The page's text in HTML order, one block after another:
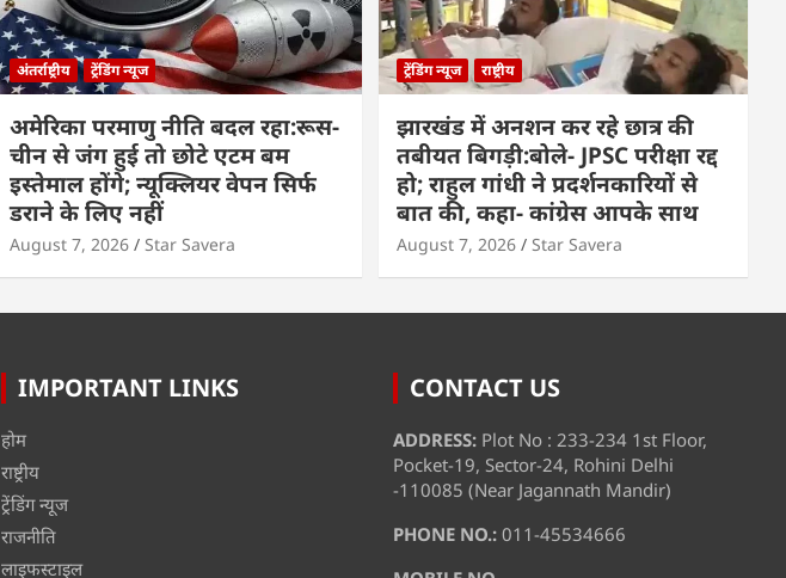
अंतर्राष्ट्रीय ट्रेंडिंग न्यूज
अमेरिका परमाणु नीति बदल रहा:रूस-
चीन से जंग हुई तो छोटे एटम बम
इस्तेमाल होंगे; न्यूक्लियर वेपन सिर्फ
डराने के लिए नहीं
August 7, 2026 Star Savera
ट्रेंडिंग न्यूज राष्ट्रीय
झारखंड में अनशन कर रहे छात्र की
तबीयत बिगड़ी:बोले- JPSC परीक्षा रद्द
हो; राहुल गांधी ने प्रदर्शनकारियों से
बात की, कहा- कांग्रेस आपके साथ
August 7, 2026 Star Savera
IMPORTANT LINKS
होम
राष्ट्रीय
ट्रेंडिंग न्यूज
राजनीति
लाइफस्टाइल
CONTACT US
ADDRESS: Plot No : 233-234 1st Floor,
Pocket-19, Sector-24, Rohini Delhi
-110085 (Near Jagannath Mandir)
PHONE NO.: 011-45534666